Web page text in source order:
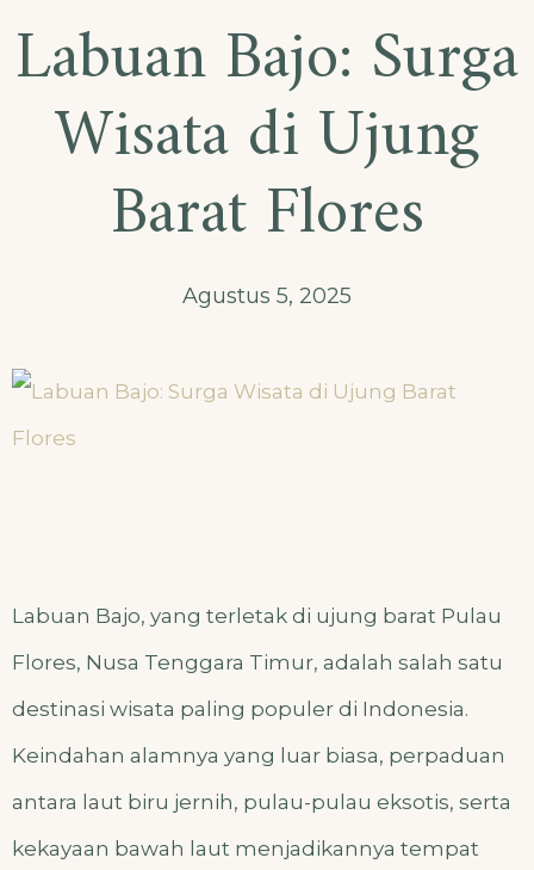
Labuan Bajo: Surga
Wisata di Ujung
Barat Flores
Agustus 5, 2025
Labuan Bajo, yang terletak di ujung barat Pulau
Flores, Nusa Tenggara Timur, adalah salah satu
destinasi wisata paling populer di Indonesia.
Keindahan alamnya yang luar biasa, perpaduan
antara laut biru jernih, pulau-pulau eksotis, serta
kekayaan bawah laut menjadikannya tempat